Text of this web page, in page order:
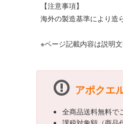
【注意事項】
海外の製造基準により造
※ページ記載内容は説明
アポクエ
全商品送料無料で